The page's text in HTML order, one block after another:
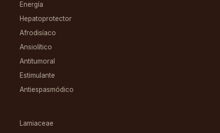
Energía
Hepatoprotector
Afrodisíaco
Ansiolítico
Antitumoral
Estimulante
Antiespasmódico
Lamiaceae